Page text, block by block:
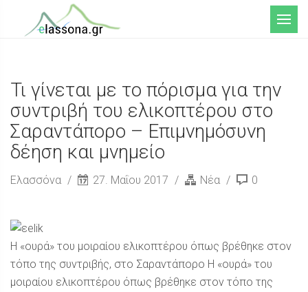
Μενού
Τι γίνεται με το πόρισμα για την
συντριβή του ελικοπτέρου στο
Σαραντάπορο – Επιμνημόσυνη
δέηση και μνημείο
Ελασσόνα 27. Μαΐου 2017 Νέα 0
Η «ουρά» του μοιραίου ελικοπτέρου όπως βρέθηκε στον
τόπο της συντριβής, στο Σαραντάπορο Η «ουρά» του
μοιραίου ελικοπτέρου όπως βρέθηκε στον τόπο της